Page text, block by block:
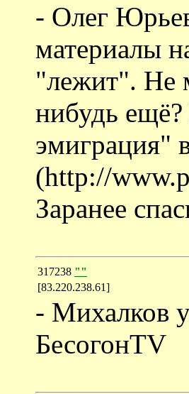
- Олег
материалы
"лежит". Не
нибудь
эмиграция"
(http://
Заранее
317238 ""
[83.220.238.61]
- Михалков
БесогонTV